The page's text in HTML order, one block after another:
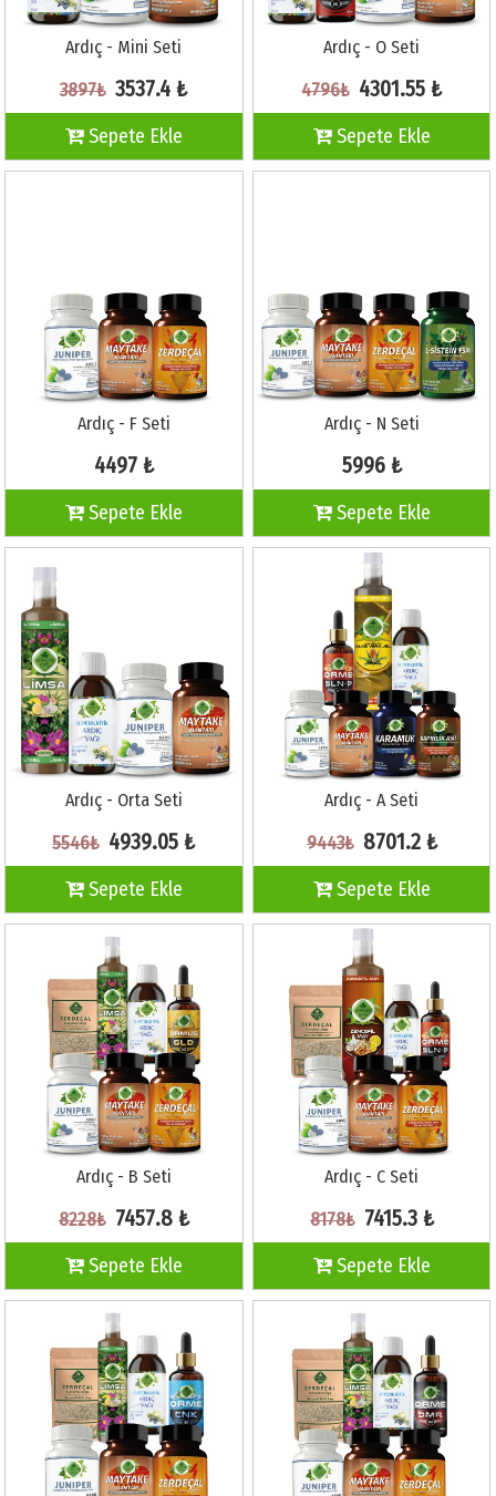
Ardıç - Mini Seti
3897₺ 3537.4 ₺
Sepete Ekle
Ardıç - O Seti
4796₺ 4301.55 ₺
Sepete Ekle
Ardıç - F Seti
4497 ₺
Sepete Ekle
Ardıç - N Seti
5996 ₺
Sepete Ekle
Ardıç - Orta Seti
5546₺ 4939.05 ₺
Sepete Ekle
Ardıç - A Seti
9443₺ 8701.2 ₺
Sepete Ekle
Ardıç - B Seti
8228₺ 7457.8 ₺
Sepete Ekle
Ardıç - C Seti
8178₺ 7415.3 ₺
Sepete Ekle